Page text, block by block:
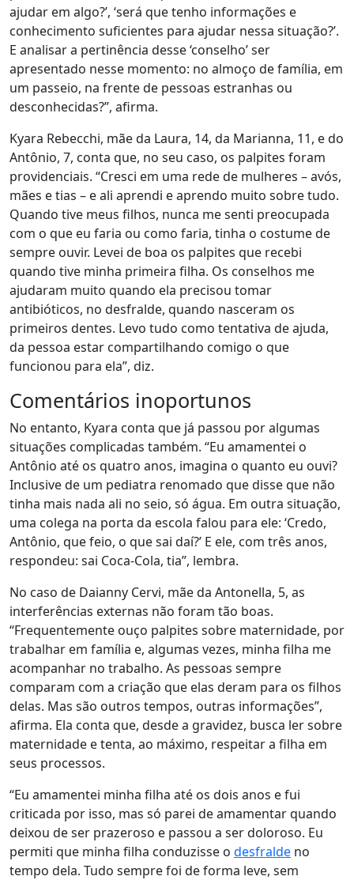
ajudar em algo?’, ‘será que tenho informações e
conhecimento suficientes para ajudar nessa situação?’.
E analisar a pertinência desse ‘conselho’ ser
apresentado nesse momento: no almoço de família, em
um passeio, na frente de pessoas estranhas ou
desconhecidas?”, afirma.
Kyara Rebecchi, mãe da Laura, 14, da Marianna, 11, e do
Antônio, 7, conta que, no seu caso, os palpites foram
providenciais. “Cresci em uma rede de mulheres – avós,
mães e tias – e ali aprendi e aprendo muito sobre tudo.
Quando tive meus filhos, nunca me senti preocupada
com o que eu faria ou como faria, tinha o costume de
sempre ouvir. Levei de boa os palpites que recebi
quando tive minha primeira filha. Os conselhos me
ajudaram muito quando ela precisou tomar
antibióticos, no desfralde, quando nasceram os
primeiros dentes. Levo tudo como tentativa de ajuda,
da pessoa estar compartilhando comigo o que
funcionou para ela”, diz.
Comentários inoportunos
No entanto, Kyara conta que já passou por algumas
situações complicadas também. “Eu amamentei o
Antônio até os quatro anos, imagina o quanto eu ouvi?
Inclusive de um pediatra renomado que disse que não
tinha mais nada ali no seio, só água. Em outra situação,
uma colega na porta da escola falou para ele: ‘Credo,
Antônio, que feio, o que sai daí?’ E ele, com três anos,
respondeu: sai Coca-Cola, tia”, lembra.
No caso de Daianny Cervi, mãe da Antonella, 5, as
interferências externas não foram tão boas.
“Frequentemente ouço palpites sobre maternidade, por
trabalhar em família e, algumas vezes, minha filha me
acompanhar no trabalho. As pessoas sempre
comparam com a criação que elas deram para os filhos
delas. Mas são outros tempos, outras informações”,
afirma. Ela conta que, desde a gravidez, busca ler sobre
maternidade e tenta, ao máximo, respeitar a filha em
seus processos.
“Eu amamentei minha filha até os dois anos e fui
criticada por isso, mas só parei de amamentar quando
deixou de ser prazeroso e passou a ser doloroso. Eu
permiti que minha filha conduzisse o desfralde no
tempo dela. Tudo sempre foi de forma leve, sem